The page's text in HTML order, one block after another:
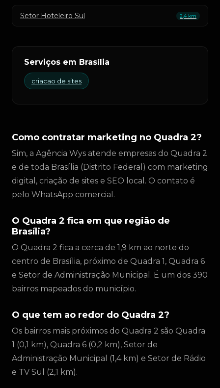
Setor Hoteleiro Sul 2,4 km
Serviços em Brasília
criacao de sites
Como contratar marketing no Quadra 2?
Sim, a Agência Wys atende empresas do Quadra 2
e de toda Brasília (Distrito Federal) com marketing
digital, criação de sites e SEO local. O contato é
pelo WhatsApp comercial.
O Quadra 2 fica em que região de
Brasília?
O Quadra 2 fica a cerca de 1,9 km ao norte do
centro de Brasília, próximo de Quadra 1, Quadra 6
e Setor de Administração Municipal. É um dos 390
bairros mapeados do município.
O que tem ao redor do Quadra 2?
Os bairros mais próximos do Quadra 2 são Quadra
1 (0,1 km), Quadra 6 (0,2 km), Setor de
Administração Municipal (1,4 km) e Setor de Rádio
e TV Sul (2,1 km).